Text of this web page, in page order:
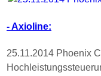
- Axioline:
25.11.2014 Phoenix